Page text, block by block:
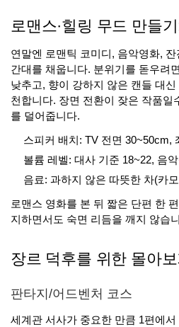
로맨스·힐링 무드 만들
연말엔 로맨틱 코미디, 음악영화,
간대를 채웁니다. 분위기를 돋우려
낮추고, 향이 강하지 않은 캔들 대
천합니다. 장면 전환이 잦은 작품일
를 덜어줍니다.
스피커 배치: TV 전면 30~50cm,
볼륨 레벨: 대사 기준 18~22, 음
음료: 과하지 않은 따뜻한 차(카
로맨스 영화를 본 뒤 짧은 단편 한
지하면서도 숙면 리듬을 깨지 않습
장르 덕후를 위한 몰아
판타지/어드벤처 코스
세계관 서사가 중요한 만큼 1편에